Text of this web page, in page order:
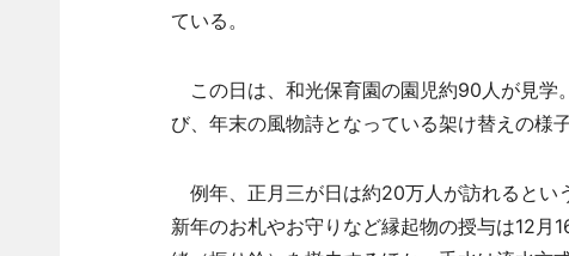
ている。
この日は、和光保育園の園児約90人が見学
び、年末の風物詩となっている架け替えの様
例年、正月三が日は約20万人が訪れるとい
新年のお札やお守りなど縁起物の授与は12月